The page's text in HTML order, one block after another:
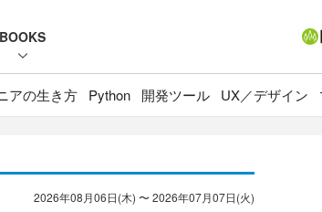
BOOKS
アの生き方 Python 開発ツール UX／デザイン
2026年08月06日(木) 〜 2026年07月07日(火)